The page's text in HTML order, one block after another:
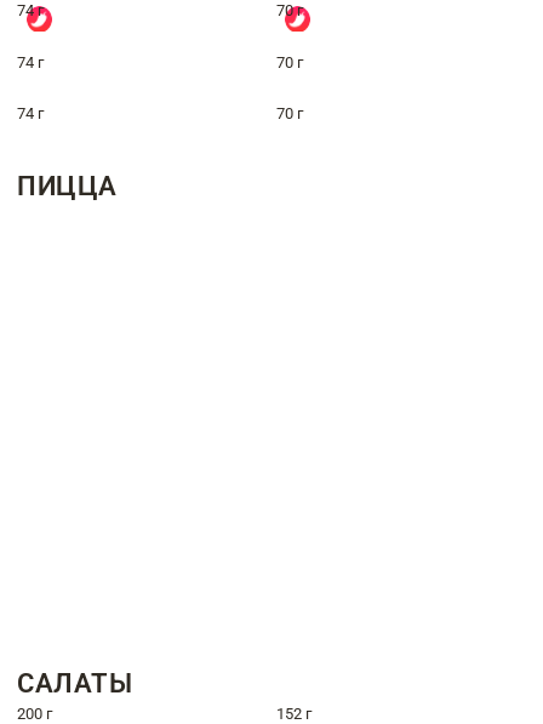
74 г 70 г
74 г 70 г
74 г 70 г
ПИЦЦА
САЛАТЫ
200 г 152 г